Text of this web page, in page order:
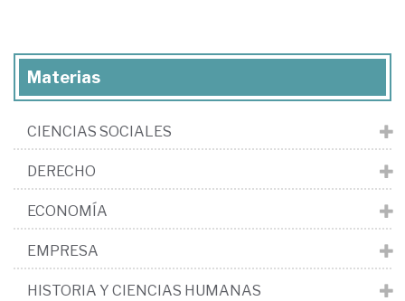
Materias
CIENCIAS SOCIALES
DERECHO
ECONOMÍA
EMPRESA
HISTORIA Y CIENCIAS HUMANAS